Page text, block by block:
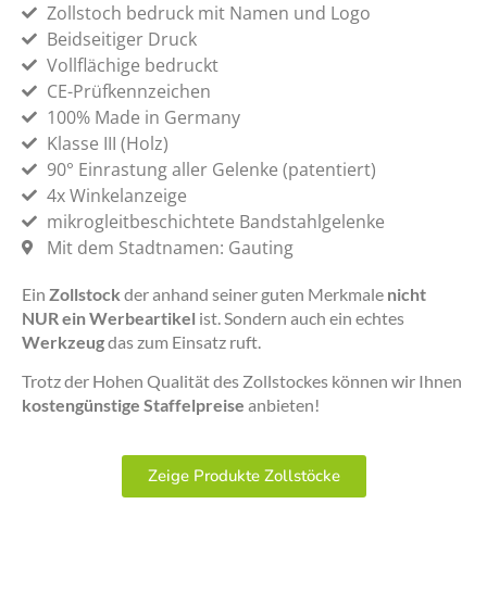
Zollstoch bedruck mit Namen und Logo
Beidseitiger Druck
Vollflächige bedruckt
CE-Prüfkennzeichen
100% Made in Germany
Klasse III (Holz)
90° Einrastung aller Gelenke (patentiert)
4x Winkelanzeige
mikrogleitbeschichtete Bandstahlgelenke
Mit dem Stadtnamen: Gauting
Ein Zollstock der anhand seiner guten Merkmale nicht
NUR ein Werbeartikel ist. Sondern auch ein echtes
Werkzeugdas zum Einsatz ruft.
Trotz der Hohen Qualität des Zollstockes können wir Ihnen
kostengünstige Staffelpreise anbieten!
Zeige Produkte Zollstöcke